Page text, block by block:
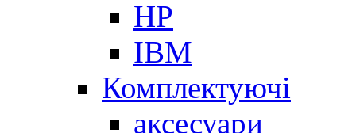
HP
IBM
Комплектуючі
аксесуари